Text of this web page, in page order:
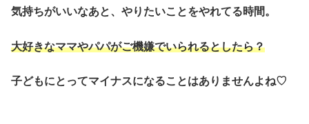
気持ちがいいなあと、やりたいことをやれてる時間。
大好きなママやパパがご機嫌でいられるとしたら？
子どもにとってマイナスになることはありませんよね♡